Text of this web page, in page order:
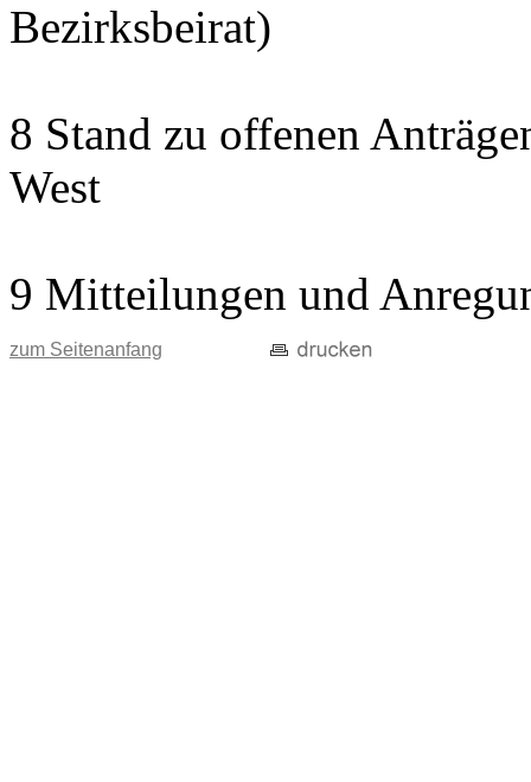
Bezirksbeirat)
8 Stand zu offenen
West
9 Mitteilungen und
zum Seitenanfang